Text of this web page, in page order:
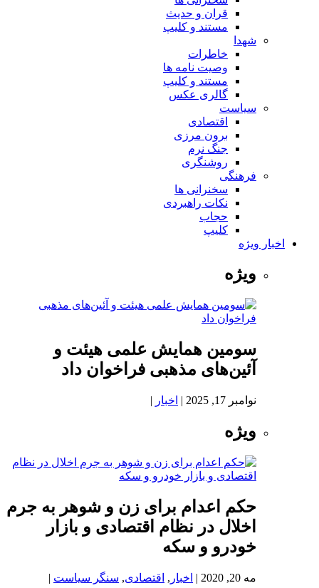
قران و حدیث
مستند و کلیپ
شهدا
خاطرات
وصیت نامه ها
مستند و کلیپ
گالری عکس
سیاست
اقتصادی
برون مرزی
جنگ نرم
روشنگری
فرهنگی
سخنرانی ها
نکات راهبردی
حجاب
کلیپ
اخبار ویژه
ویژه
سومین همایش علمی هیئت و
آئین‌های مذهبی فراخوان داد
نوامبر 17, 2025 | اخبار |
ویژه
حکم اعدام برای زن و شوهر به جرم
اخلال در نظام اقتصادی و بازار
خودرو و سکه
مه 20, 2020 | اخبار , اقتصادی, سنگر سیاست |